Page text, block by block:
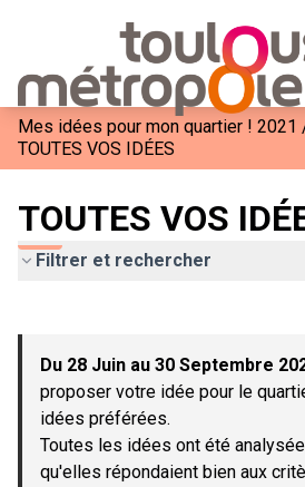
Mes idées pour mon quartier ! 2021
TOUTES VOS IDÉES
TOUTES VOS
Filtrer et rechercher
−
Du 28 Juin au 30 Septembre
proposer votre idée pour le
idées préférées.
Toutes les idées ont été
qu'elles répondaient bien aux